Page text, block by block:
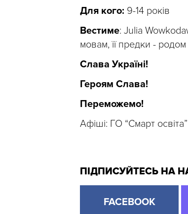
Для кого: 9-14 років
Вестиме: Julia
мовам, її предки - родом
Слава Україні!
Героям Слава!
Переможемо!
Афіші: ГО “Смарт освіта”
ПІДПИСУЙТЕСЬ НА
FACEBOOK